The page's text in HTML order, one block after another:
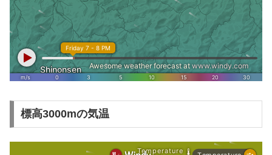
標高3000mの気温